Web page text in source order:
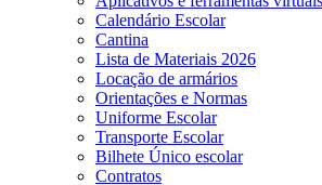
Calendário Escolar
Cantina
Lista de Materiais 2026
Locação de armários
Orientações e Normas
Uniforme Escolar
Transporte Escolar
Bilhete Único escolar
Contratos